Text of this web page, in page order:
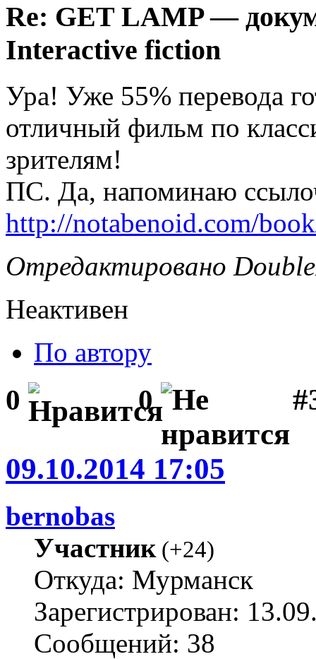
Re: GET LAMP —
Interactive fiction
Ура! Уже 55% перевода
отличный фильм по
зрителям!
ПС. Да, напоминаю
http://notabenoid.com/
Отредактировано
Неактивен
По автору
0 0
09.10.2014 17:05
bernobas
Участник(+24)
Откуда: Мурманск
Зарегистрирован:
Сообщений: 38